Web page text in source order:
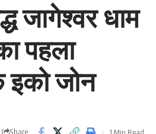
जागेश्वर धाम
पहला
इको जोन
Share